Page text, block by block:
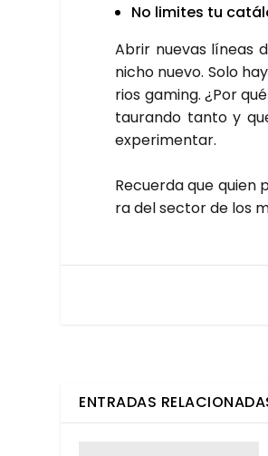
No limi­tes tu
Abrir nue­vas líneas
nicho nue­vo. Solo
rios gaming. ¿Por
tau­ran­do tan­to y
expe­ri­men­tar.
Recuer­da que
ra del sec­tor de los
ENTRADAS